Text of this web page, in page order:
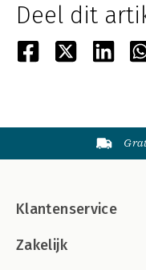
Deel dit
Klantenservice
Zakelijk